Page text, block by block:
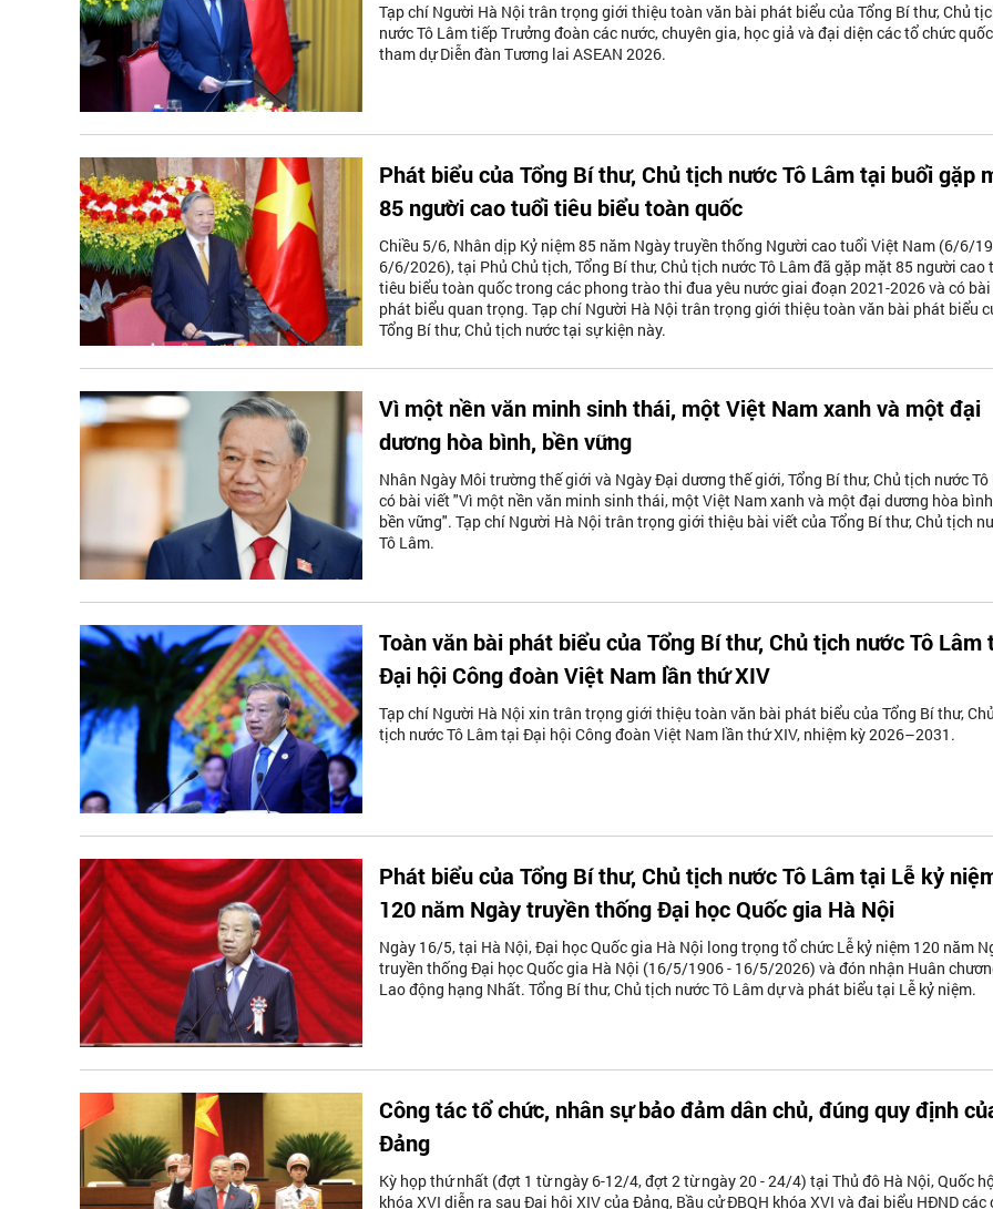
Tạp chí Người Hà Nội trân trọng giới thiệu toàn văn bài phát biểu của Tổng Bí thư, Chủ
nước Tô Lâm tiếp Trưởng đoàn các nước, chuyên gia, học giả và đại diện các tổ chức
tham dự Diễn đàn Tương lai ASEAN 2026.
Phát biểu của Tổng Bí thư, Chủ tịch nước Tô Lâm tại buổi gặp
85 người cao tuổi tiêu biểu toàn quốc
Chiều 5/6, Nhân dịp Kỷ niệm 85 năm Ngày truyền thống Người cao tuổi Việt Nam (6/6/
6/6/2026), tại Phủ Chủ tịch, Tổng Bí thư, Chủ tịch nước Tô Lâm đã gặp mặt 85 người cao
tiêu biểu toàn quốc trong các phong trào thi đua yêu nước giai đoạn 2021-2026 và có bài
phát biểu quan trọng. Tạp chí Người Hà Nội trân trọng giới thiệu toàn văn bài phát biểu
Tổng Bí thư, Chủ tịch nước tại sự kiện này.
Vì một nền văn minh sinh thái, một Việt Nam xanh và một đại
dương hòa bình, bền vững
Nhân Ngày Môi trường thế giới và Ngày Đại dương thế giới, Tổng Bí thư, Chủ tịch nước Tô
có bài viết "Vì một nền văn minh sinh thái, một Việt Nam xanh và một đại dương hòa
bền vững". Tạp chí Người Hà Nội trân trọng giới thiệu bài viết của Tổng Bí thư, Chủ tịch
Tô Lâm.
Toàn văn bài phát biểu của Tổng Bí thư, Chủ tịch nước Tô Lâm
Đại hội Công đoàn Việt Nam lần thứ XIV
Tạp chí Người Hà Nội xin trân trọng giới thiệu toàn văn bài phát biểu của Tổng Bí thư, Chủ
tịch nước Tô Lâm tại Đại hội Công đoàn Việt Nam lần thứ XIV, nhiệm kỳ 2026–2031.
Phát biểu của Tổng Bí thư, Chủ tịch nước Tô Lâm tại Lễ kỷ
120 năm Ngày truyền thống Đại học Quốc gia Hà Nội
Ngày 16/5, tại Hà Nội, Đại học Quốc gia Hà Nội long trọng tổ chức Lễ kỷ niệm 120 năm
truyền thống Đại học Quốc gia Hà Nội (16/5/1906 - 16/5/2026) và đón nhận Huân
Lao động hạng Nhất. Tổng Bí thư, Chủ tịch nước Tô Lâm dự và phát biểu tại Lễ kỷ niệm.
Công tác tổ chức, nhân sự bảo đảm dân chủ, đúng quy định
Đảng
Kỳ họp thứ nhất (đợt 1 từ ngày 6-12/4, đợt 2 từ ngày 20 - 24/4) tại Thủ đô Hà Nội, Quốc
khóa XVI diễn ra sau Đại hội XIV của Đảng, Bầu cử ĐBQH khóa XVI và đại biểu HĐND các